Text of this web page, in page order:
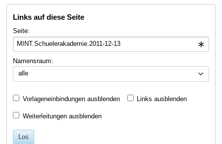
Navigation
Suche
Links auf diese Seite
Seite:
Namensraum:
alle
Vorlageneinbindungen ausblenden Links ausblenden
Weiterleitungen ausblenden
Los